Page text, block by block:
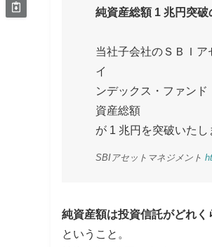
純資産総額 1 兆円突破
当社子会社のＳＢＩ
イ
ンデックス・ファン
資産総額
が 1 兆円を突破いたし
SBIアセットマネジメント
純資産額は投資信託がどれ
ということ。